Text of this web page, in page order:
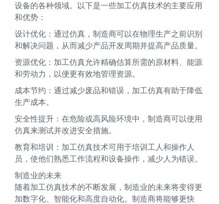
设备的各种领域。以下是一些加工仿真技术的主要应用
和优势：
设计优化：通过仿真，制造商可以在物理生产之前识别
和解决问题，从而减少产品开发周期并提高产品质量。
资源优化：加工仿真允许精确估算所需的原材料、能源
和劳动力，以便更有效地管理资源。
成本节约：通过减少废品和错误，加工仿真有助于降低
生产成本。
安全性提升：在危险或高风险环境中，制造商可以使用
仿真来测试并改进安全措施。
教育和培训：加工仿真技术可用于培训工人和操作人
员，使他们熟悉工作流程和设备操作，减少人为错误。
制造业的未来
随着加工仿真技术的不断发展，制造业的未来将变得更
加数字化、智能化和高度自动化。制造商将能够更快